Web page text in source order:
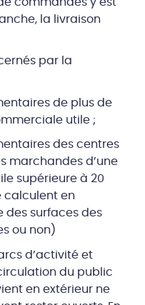
commandes y est
la livraison
par la
de plus de
utile ;
des centres
marchandes d’une
supérieure à 20
calculent en
des surfaces des
ou non)
d’activité et
du public
en extérieur ne